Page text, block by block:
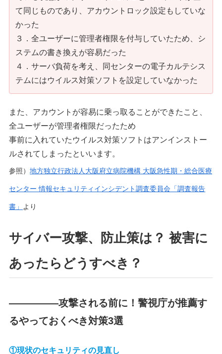
て同じものであり、アカウントロック設定もしていな
かった
３．全ユーザーに管理者権限を付与していたため、シ
ステムの書き換えが容易だった
４．サーバ負荷を考え、同センターの電子カルテシス
テムにはウイルス対策ソフトを設定していなかった
また、アカウントが容易に乗っ取ることができたこと、
全ユーザーが管理者権限だったため
事前に入れていたウイルス対策ソフトはアンインストー
ルされてしまったといいます。
参照）地方独立行政法人大阪府立病院機構 大阪急性期・総合医療
センター 情報セキュリティインシデント調査委員会「調査報告
書」 より
サイバー攻撃、防止策は？ 被害に
あったらどうすべき？
―――――攻撃される前に！警視庁が推薦す
るやっておくべき対策3選
①現状のセキュリティの見直し